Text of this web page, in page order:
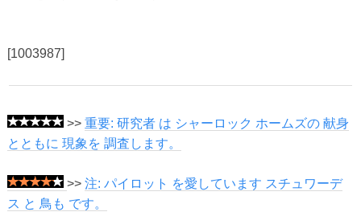
[1003987]
>> 重要: 研究者 は シャーロック ホームズの 献身
とともに 現象を 調査します。
>> 注: パイロット を愛しています スチュワーデ
ス と 鳥も です。